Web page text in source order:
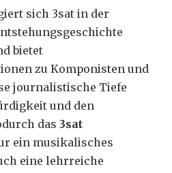
sich 3sat in der
bietet
zu Komponisten und
journalistische Tiefe
und den
das 3sat
ein musikalisches
eine lehrreiche